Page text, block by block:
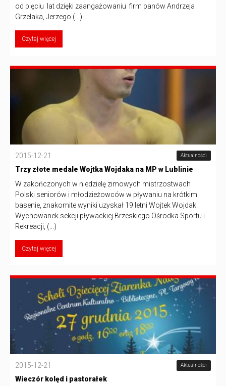
od pięciu lat dzięki zaangażowaniu firm panów Andrzeja
Grzelaka, Jerzego (...)
Czytaj więcej
2015-12-21 Aktualności
Trzy złote medale Wojtka Wojdaka na MP w Lublinie
W zakończonych w niedzielę zimowych mistrzostwach
Polski seniorów i młodzieżowców w pływaniu na krótkim
basenie, znakomite wyniki uzyskał 19 letni Wojtek Wojdak.
Wychowanek sekcji pływackiej Brzeskiego Ośrodka Sportu i
Rekreacji, (...)
Czytaj więcej
2015-12-21 Aktualności
Wieczór kolęd i pastorałek